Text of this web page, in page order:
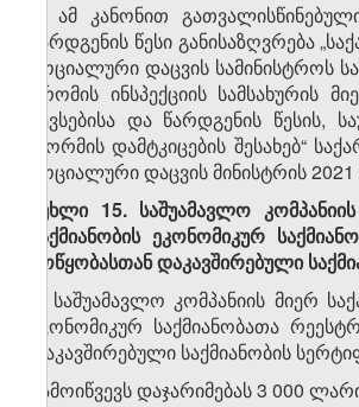
4. ამ კანონით
წარდგენის წესი განისაზღვრება
სოციალური დაცვის
შრომის ინსპექციის
შევსებისა და წარდგენის
ფორმის დამტკიცების შესახებ“
სოციალური დაცვის მინისტრის
მუხლი 15. საშუამავლო
საქმიანობის ეკონომიკურ
მოწყობასთან დაკავშირებული
1. საშუამავლო კომპანიის მიერ
ეკონომიკურ საქმიანობათა
დაკავშირებული საქმიანობის
გამოიწვევს დაჯარიმებას 3 000